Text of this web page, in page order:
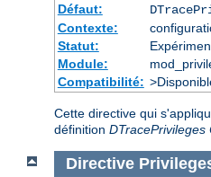
Défaut:
Contexte:
Statut:
Module:
Compatibilité:
Cette directive qui
définition DTracePrivileges
Directive